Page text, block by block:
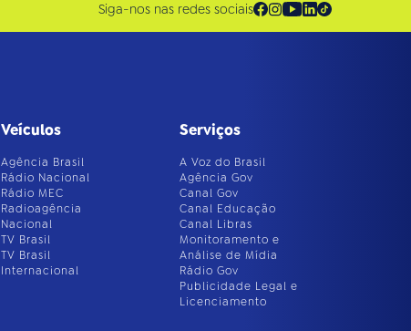
Siga-nos nas redes sociais
Veículos
Agência Brasil
Rádio Nacional
Rádio MEC
Radioagência
Nacional
TV Brasil
TV Brasil
Internacional
Serviços
A Voz do Brasil
Agência Gov
Canal Gov
Canal Educação
Canal Libras
Monitoramento e
Análise de Mídia
Rádio Gov
Publicidade Legal e
Licenciamento